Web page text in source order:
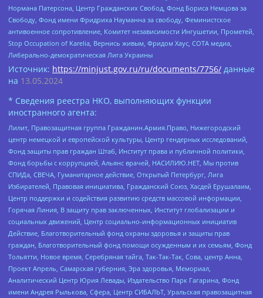
Нормана Патерсона, Центр Гражданских Свобод, Фонд Бориса Немцова за
Свободу, Фонд имени Фридриха Науманна за свободу, Феминистское
антивоенное сопротивление, Комитет независимости Ингушетии, Прометей,
Stop Occupation of Karelia, Вернись живым, Фридом Хаус, СОТА медиа,
Либерально-демократическая Лига Украины
Источник: https://minjust.gov.ru/ru/documents/7756/ данные
на 13.05.2024
* Сведения реестра НКО, выполняющих функции
иностранного агента:
Лилит, Правозащитная группа Гражданин.Армия.Право, Нижегородский
центр немецкой и европейской культуры, Центр гендерных исследований,
Фонд защиты прав граждан Штаб, Институт права и публичной политики,
Фонд борьбы с коррупцией, Альянс врачей, НАСИЛИЮ.НЕТ, Мы против
СПИДа, СВЕЧА, Гуманитарное действие, Открытый Петербург, Лига
Избирателей, Правовая инициатива, Гражданский Союз, Хасдей Ерушалаим,
Центр поддержки и содействия развитию средств массовой информации,
Горячая Линия, В защиту прав заключенных, Институт глобализации и
социальных движений, Центр социально-информационных инициатив
Действие, Благотворительный фонд охраны здоровья и защиты прав
граждан, Благотворительный фонд помощи осужденным и их семьям, Фонд
Тольятти, Новое время, Серебряная тайга, Так-Так-Так, Сова, центр Анна,
Проект Апрель, Самарская губерния, Эра здоровья, Мемориал,
Аналитический Центр Юрия Левады, Издательство Парк Гагарина, Фонд
имени Андрея Рылькова, Сфера, Центр СИБАЛЬТ, Уральская правозащитная